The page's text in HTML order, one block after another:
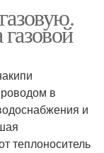
в
и
теплоноситель